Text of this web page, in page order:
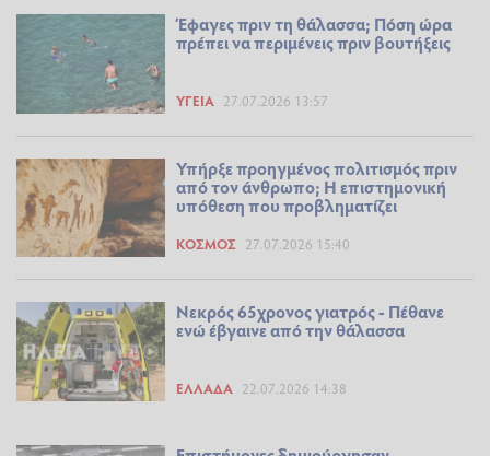
Έφαγες πριν τη θάλασσα; Πόση ώρα
πρέπει να περιμένεις πριν βουτήξεις
ΥΓΕΊΑ 27.07.2026 13:57
Υπήρξε προηγμένος πολιτισμός πριν
από τον άνθρωπο; Η επιστημονική
υπόθεση που προβληματίζει
ΚΌΣΜΟΣ 27.07.2026 15:40
Νεκρός 65χρονος γιατρός - Πέθανε
ενώ έβγαινε από την θάλασσα
ΕΛΛΆΔΑ 22.07.2026 14:38